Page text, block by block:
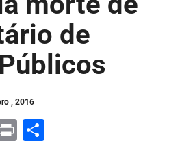
de
, 2016
PrintShare